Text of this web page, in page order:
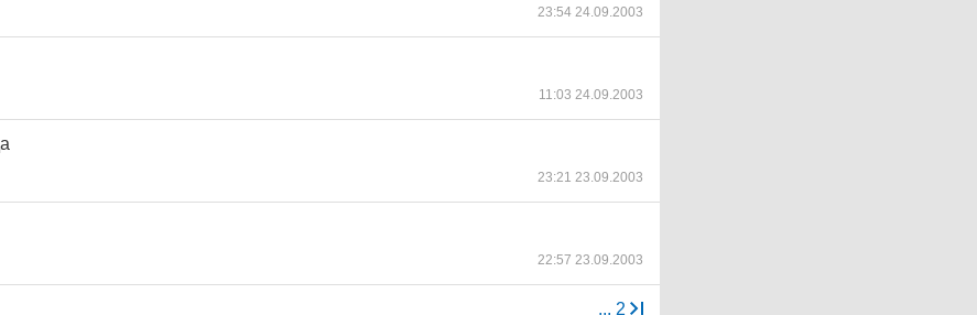
23:54 24.09.2003
11:03 24.09.2003
23:21 23.09.2003
22:57 23.09.2003
... 2